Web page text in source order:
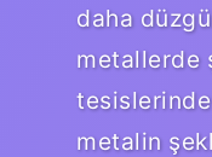
daha
metallerde
metalin